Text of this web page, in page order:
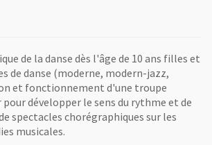
de la danse dès l'âge de 10 ans filles et
de danse (moderne, modern-jazz,
et fonctionnement d'une troupe
développer le sens du rythme et de
spectacles chorégraphiques sur les
musicales.